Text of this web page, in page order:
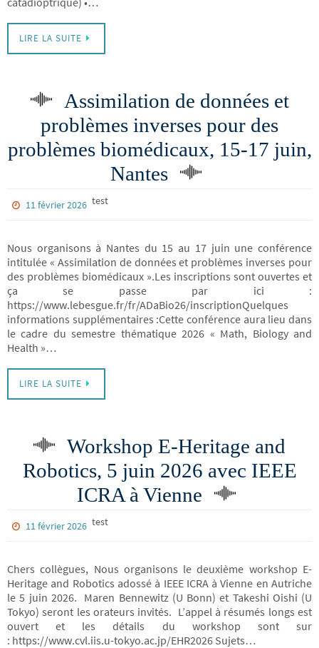
LIRE LA SUITE
Assimilation de données et
problèmes inverses pour des
problèmes biomédicaux, 15-17 juin,
Nantes
test
11 février 2026
Nous organisons à Nantes du 15 au 17 juin une conférence
intitulée « Assimilation de données et problèmes inverses pour
des problèmes biomédicaux ».Les inscriptions sont ouvertes et
ça se passe par ici :
https://www.lebesgue.fr/fr/ADaBio26/inscriptionQuelques
informations supplémentaires :Cette conférence aura lieu dans
le cadre du semestre thématique 2026 « Math, Biology and
Health »…
LIRE LA SUITE
Workshop E-Heritage and
Robotics, 5 juin 2026 avec IEEE
ICRA à Vienne
test
11 février 2026
Chers collègues, Nous organisons le deuxième workshop E-
Heritage and Robotics adossé à IEEE ICRA à Vienne en Autriche
le 5 juin 2026. Maren Bennewitz (U Bonn) et Takeshi Oishi (U
Tokyo) seront les orateurs invités. L’appel à résumés longs est
ouvert et les détails du workshop sont sur
: https://www.cvl.iis.u-tokyo.ac.jp/EHR2026 Sujets…